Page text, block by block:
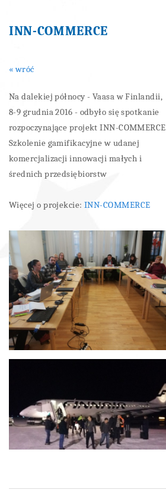
INN-COMMERCE
« wróć
Na dalekiej północy - Vaasa w Finlandii,
8-9 grudnia 2016 - odbyło się spotkanie
rozpoczynające projekt INN-COMMERCE
Szkolenie gamifikacyjne w udanej
komercjalizacji innowacji małych i
średnich przedsiębiorstw
Więcej o projekcie: INN-COMMERCE